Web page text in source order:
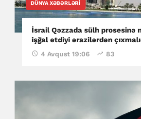
DÜNYA XƏBƏRLƏRI
İsrail Qəzzada sülh prosesinə
işğal etdiyi ərazilərdən
4 Avqust 19:06 83